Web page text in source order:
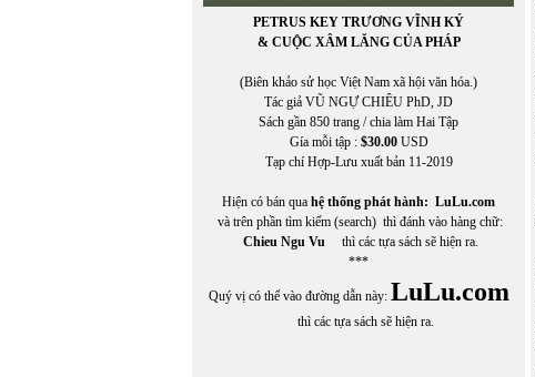
PETRUS KEY TRƯƠNG VĨNH KÝ
& CUỘC XÂM LĂNG CỦA PHÁP
(Biên khảo sử học Việt Nam xã hội văn hóa.)
Tác giả VŨ NGỰ CHIÊU PhD, JD
Sách gần 850 trang / chia làm Hai Tập
Gía mỗi tập : $30.00USD
Tạp chí Hợp-Lưu xuất bản 11-2019
Hiện có bán qua hệ thống phát hành: LuLu.com
và trên phần tìm kiếm (search) thì đánh vào hàng chữ:
Chieu Ngu Vu thì các tựa sách sẽ hiện ra.
***
Quý vị có thể vào đường dẫn này: LuLu.com
thì các tựa sách sẽ hiện ra.